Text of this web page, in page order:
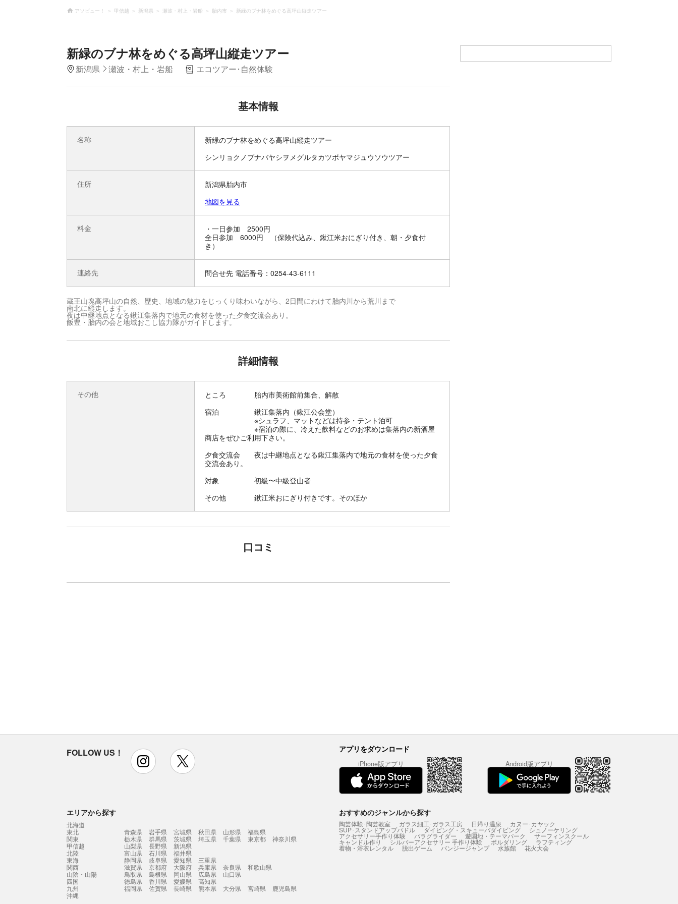
アソビュー！ 甲信越 新潟県 瀬波・村上・岩船 胎内市 新緑のブナ林をめぐる高坪山縦走ツアー
新緑のブナ林をめぐる高坪山縦走ツアー
新潟県 瀬波・村上・岩船 エコツアー･自然体験
基本情報
名称
新緑のブナ林をめぐる高坪山縦走ツアー
シンリョクノブナバヤシヲメグルタカツボヤマジュウソウツアー
住所
新潟県胎内市
地図を見る
料金
・一日参加 2500円
全日参加 6000円 （保険代込み、鍬江米おにぎり付き、朝・夕食付
き）
連絡先 問合せ先 電話番号：0254-43-6111
蔵王山塊高坪山の自然、歴史、地域の魅力をじっくり味わいながら、2日間にわけて胎内川から荒川まで
南北に縦走します。
夜は中継地点となる鍬江集落内で地元の食材を使った夕食交流会あり。
飯豊・胎内の会と地域おこし協力隊がガイドします。
詳細情報
その他
ところ 胎内市美術館前集合、解散
宿泊 鍬江集落内（鍬江公会堂）
※シュラフ、マットなどは持参・テント泊可
※宿泊の際に、冷えた飲料などのお求めは集落内の新酒屋
商店をぜひご利用下さい。
夕食交流会 夜は中継地点となる鍬江集落内で地元の食材を使った夕食
交流会あり。
対象 初級〜中級登山者
その他 鍬江米おにぎり付きです。そのほか
口コミ
FOLLOW US！ instagram アプリをダウンロード
iPhone版アプリ Android版アプリ
エリアから探す
北海道
東北
青森県 岩手県 宮城県 秋田県 山形県
福島県
関東
栃木県 群馬県 茨城県 埼玉県 千葉県 東京都
神奈川県
甲信越
山梨県 長野県
新潟県
北陸
富山県 石川県
福井県
東海
静岡県 岐阜県 愛知県
三重県
関西
滋賀県 京都府 大阪府 兵庫県 奈良県
和歌山県
山陰・山陽
鳥取県 島根県 岡山県 広島県
山口県
四国
徳島県 香川県 愛媛県
高知県
九州
福岡県 佐賀県 長崎県 熊本県 大分県 宮崎県
鹿児島県
沖縄
おすすめのジャンルから探す
陶芸体験･陶芸教室 ガラス細工･ガラス工房 日帰り温泉 カヌー･カヤック
SUP･スタンドアップパドル ダイビング・スキューバダイビング シュノーケリング
アクセサリー手作り体験 パラグライダー 遊園地・テーマパーク サーフィンスクール
キャンドル作り シルバーアクセサリー 手作り体験 ボルダリング ラフティング
着物・浴衣レンタル 脱出ゲーム バンジージャンプ 水族館 花火大会